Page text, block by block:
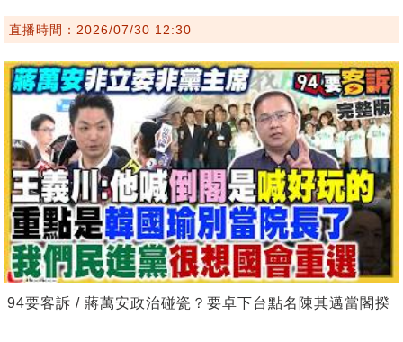
直播時間：2026/07/30 12:30
94要客訴 / 蔣萬安政治碰瓷？要卓下台點名陳其邁當閣揆